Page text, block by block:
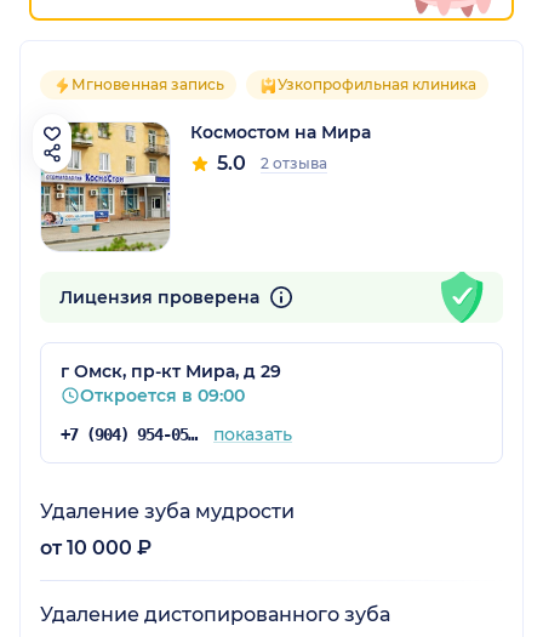
Мгновенная запись Узкопрофильная клиника
Космостом на Мира
5.0 2 отзыва
Лицензия проверена
г Омск, пр-кт Мира, д 29
Откроется в 09:00
+7 (904) 954-05-46 показать
Удаление зуба мудрости
от 10 000 ₽
Удаление дистопированного зуба